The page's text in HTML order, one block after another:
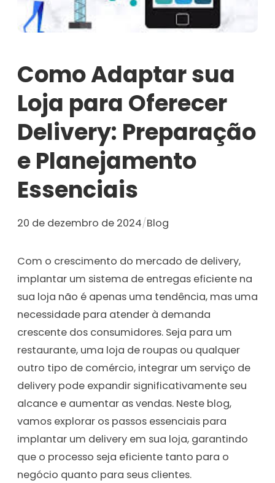
Como Adaptar sua
Loja para Oferecer
Delivery: Preparação
e Planejamento
Essenciais
20 de dezembro de 2024/Blog
Com o crescimento do mercado de delivery,
implantar um sistema de entregas eficiente na
sua loja não é apenas uma tendência, mas uma
necessidade para atender à demanda
crescente dos consumidores. Seja para um
restaurante, uma loja de roupas ou qualquer
outro tipo de comércio, integrar um serviço de
delivery pode expandir significativamente seu
alcance e aumentar as vendas. Neste blog,
vamos explorar os passos essenciais para
implantar um delivery em sua loja, garantindo
que o processo seja eficiente tanto para o
negócio quanto para seus clientes.